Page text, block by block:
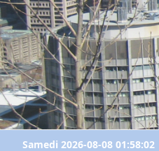
Samedi 2026-08-08 01:58:02